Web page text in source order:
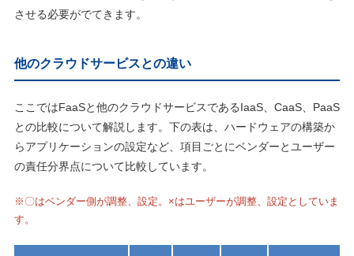
させる必要がでてきます。
他のクラウドサービスとの違い
ここではFaaSと他のクラウドサービスであるIaaS、CaaS、PaaS
との比較について解説します。下の表は、ハードウェアの構築か
らアプリケーションの設定など、項目ごとにベンダーとユーザー
の責任分界点について比較しています。
※〇はベンダー側が調整、設定。×はユーザーが調整、設定としていま
す。